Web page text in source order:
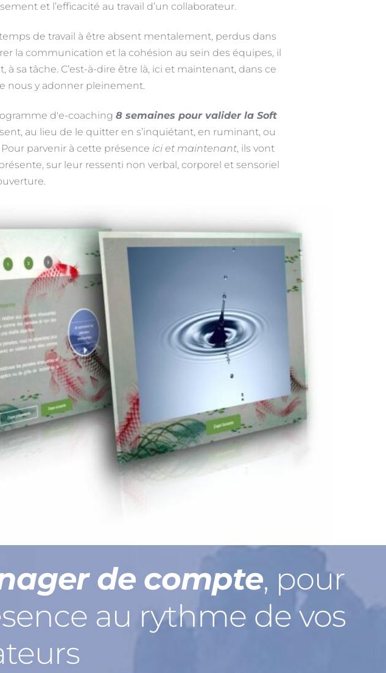
et l’efficacité au travail d’un collaborateur.
de travail à être absent mentalement, perdus dans
la communication et la cohésion au sein des équipes, il
tâche. C’est-à-dire être là, ici et maintenant, dans ce
nous y adonner pleinement.
d'e-coaching 8 semaines pour valider la Soft
au lieu de le quitter en s’inquiétant, en ruminant, ou
parvenir à cette présence ici et maintenant, ils vont
sur leur ressenti non verbal, corporel et sensoriel
de compte, pour
au rythme de vos